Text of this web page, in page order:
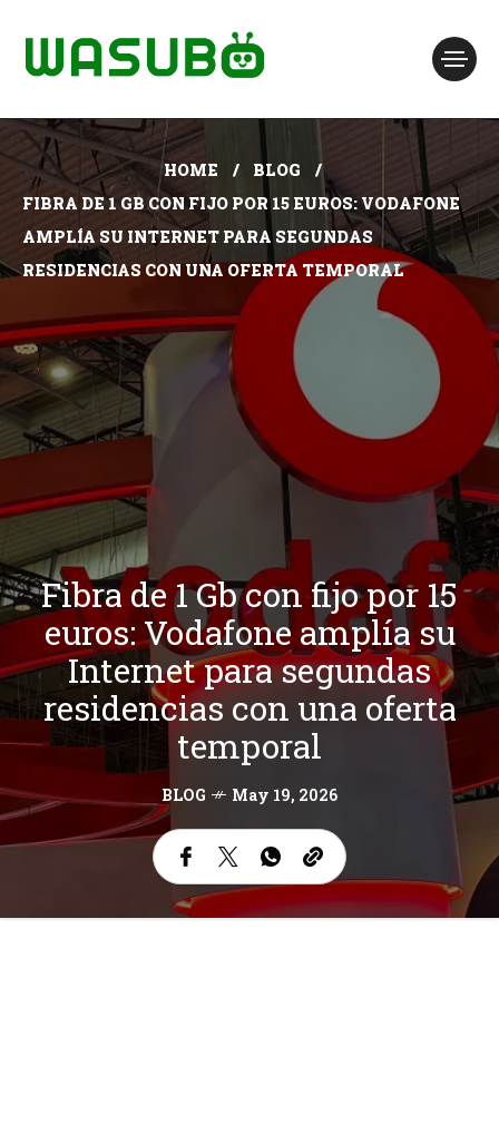
HOME
BLOG
FIBRA DE 1 GB CON FIJO POR 15 EUROS: VODAFONE
AMPLÍA SU INTERNET PARA SEGUNDAS
RESIDENCIAS CON UNA OFERTA TEMPORAL
Fibra de 1 Gb con fijo por 15
euros: Vodafone amplía su
Internet para segundas
residencias con una oferta
temporal
BLOG May 19, 2026